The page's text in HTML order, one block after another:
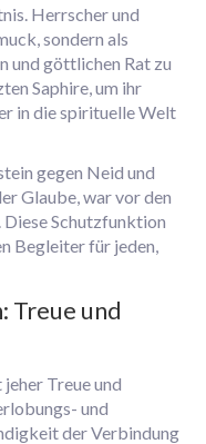
Herrscher und
sondern als
und göttlichen Rat zu
Saphire, um ihr
in die spirituelle Welt
gegen Neid und
Glaube, war vor den
Schutzfunktion
Begleiter für jeden,
Treue und
Treue und
und
der Verbindung